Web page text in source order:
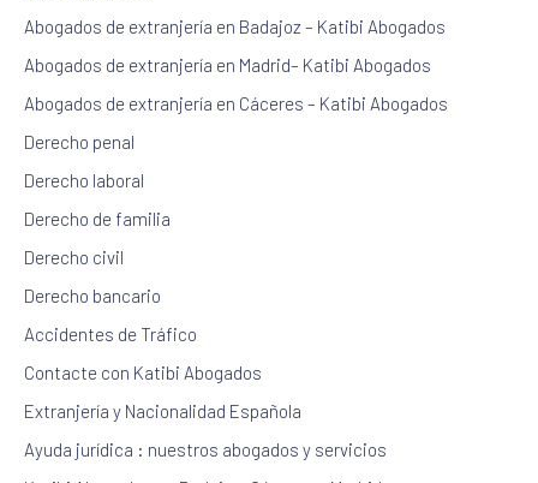
Abogados de extranjería en Badajoz – Katibi Abogados
Abogados de extranjería en Madrid– Katibi Abogados
Abogados de extranjería en Cáceres – Katibi Abogados
Derecho penal
Derecho laboral
Derecho de familia
Derecho civil
Derecho bancario
Accidentes de Tráfico
Contacte con Katibi Abogados
Extranjería y Nacionalidad Española
Ayuda jurídica : nuestros abogados y servicios